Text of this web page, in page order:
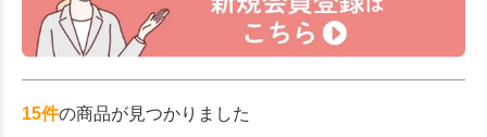
15件の商品が見つかりました